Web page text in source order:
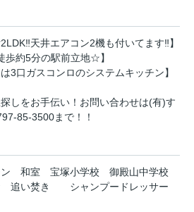
天井エアコン2機も付いてます‼】
歩約5分の駅前立地☆】
3口ガスコンロのシステムキッチン】
しをお手伝い！お問い合わせは(有)す
85-3500まで！！
和室 宝塚小学校
御殿山中学校
追い焚き シャンプードレッサー